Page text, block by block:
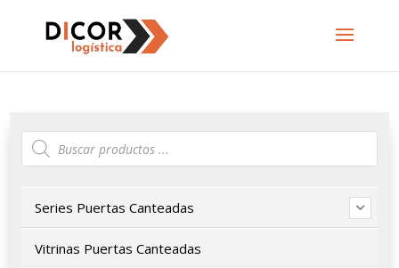
Búsqueda
de
productos
Series Puertas Canteadas
Vitrinas Puertas Canteadas